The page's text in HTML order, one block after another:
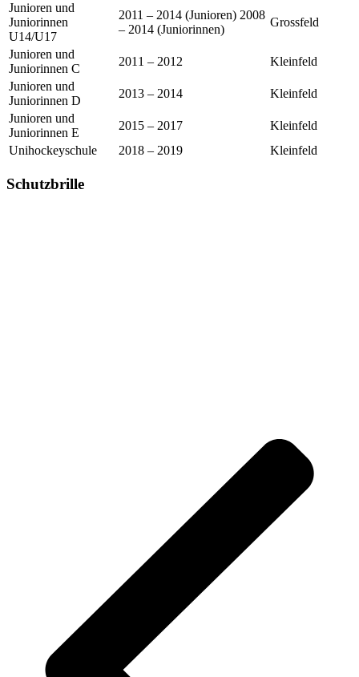
Junioren und
Juniorinnen
U14/U17
2011 – 2014 (Junioren) 2008
– 2014 (Juniorinnen)
Grossfeld
Junioren und
Juniorinnen C
2011 – 2012
Kleinfeld
Junioren und
Juniorinnen D
2013 – 2014
Kleinfeld
Junioren und
Juniorinnen E
2015 – 2017
Kleinfeld
Unihockeyschule
2018 – 2019 Kleinfeld
Schutzbrille